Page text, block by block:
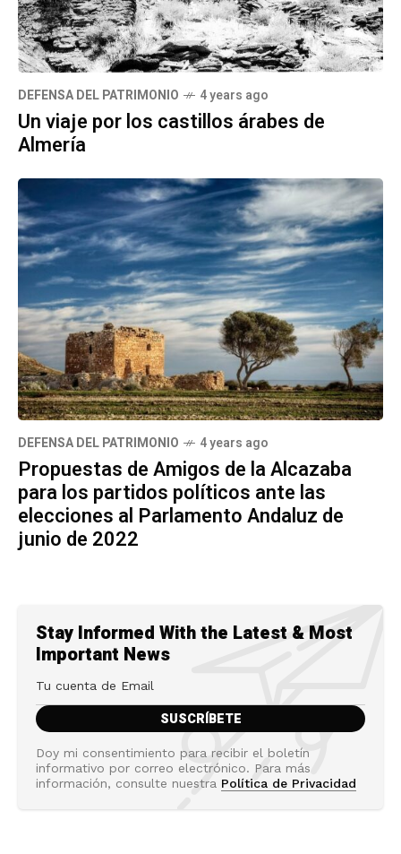
DEFENSA DEL PATRIMONIO 4 years ago
Un viaje por los castillos árabes de
Almería
DEFENSA DEL PATRIMONIO 4 years ago
Propuestas de Amigos de la Alcazaba
para los partidos políticos ante las
elecciones al Parlamento Andaluz de
junio de 2022
Stay Informed With the Latest & Most
Important News
Doy mi consentimiento para recibir el boletín
informativo por correo electrónico. Para más
información, consulte nuestra Política de Privacidad